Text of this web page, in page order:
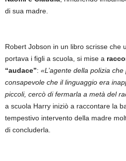
di sua madre.
Robert Jobson in un libro scrisse che
portava i figli a scuola, si mise a
“audace”: «L’agente della polizia che
consapevole che il linguaggio era
piccoli, cercò di fermarla a metà del
a scuola Harry iniziò a raccontare la
tempestivo intervento della madre
di concluderla.